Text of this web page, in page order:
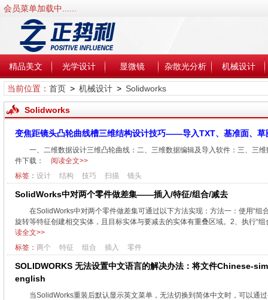
会员菜单加载中......
精品美文 光学设计 显微镜 杂散光分析 机械设计
当前位置： 首页> 机械设计> Solidworks
Solidworks
变焦距镜头凸轮曲线槽三维结构设计技巧——导入TXT、基准面、草
一、二维数据设计三维凸轮曲线：二、三维数据编辑及导入软件：三、三
件下载：
阅读全文>>
标签： 设计 结构 技巧 扫描 镜头
SolidWorks中对两个零件做差集——插入/特征/组合/减去
在SolidWorks中对两个零件做差集可通过以下方法实现：方法一：使用“
旋转等特征创建相交实体，且目标实体与要减去的实体有重叠区域。2、执行“
读全文>>
标签： 两个 特征 组合 插入 零件
SOLIDWORKS 无法设置中文语言的解决办法：将文件Chinese-
english
当SolidWorks重装后默认显示英文菜单，无法切换到简体中文时，可以